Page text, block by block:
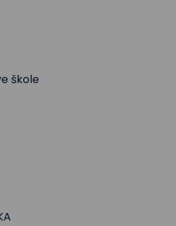
škole
poradce